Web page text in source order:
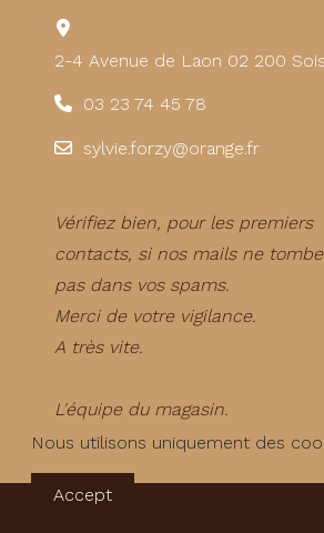
2-4 Avenue de Laon 02 200
03 23 74 45 78
sylvie.forzy@orange.fr
Vérifiez bien, pour les premiers
contacts, si nos mails ne
pas dans vos spams.
Merci de votre vigilance.
A très vite.
L'équipe du magasin.
Nous utilisons uniquement des
Accept